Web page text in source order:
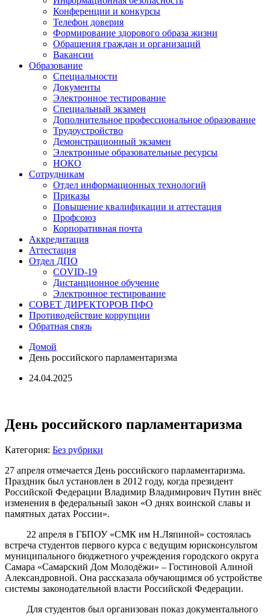
Конференции и конкурсы
Телефон доверия
Формирование здорового образа жизни
Обращения граждан и организаций
Вакансии
Образование
Специальности
Документы
Электронное тестирование
Специальный экзамен
Дополнительное профессиональное образование
Трудоустройство
Демонстрационный экзамен
Электронные образовательные ресурсы
НОКО
Сотрудникам
Отдел информационных технологий
Приказы
Повышение квалификации и аттестация
Профсоюз
Корпоративная почта
Аккредитация
Аттестация
Отдел ДПО
COVID-19
Дистанционное обучение
Электронное тестирование
СОВЕТ ДИРЕКТОРОВ ПФО
Противодействие коррупции
Обратная связь
Домой
День российского парламентаризма
24.04.2025
День российского парламентаризма
Категория: Без рубрики
27 апреля отмечается День российского парламентаризма.
Праздник был установлен в 2012 году, когда президент
Российской Федерации Владимир Владимирович Путин внёс
изменения в федеральный закон «О днях воинской славы и
памятных датах России».
22 апреля в ГБПОУ «СМК им Н.Ляпиной» состоялась
встреча студентов первого курса с ведущим юрисконсультом
муниципального бюджетного учреждения городского округа
Самара «Самарский Дом Молодёжи» – Гостиновой Алиной
Александровной. Она рассказала обучающимся об устройстве
системы законодательной власти Российской Федерации.
Для студентов был организован показ документального